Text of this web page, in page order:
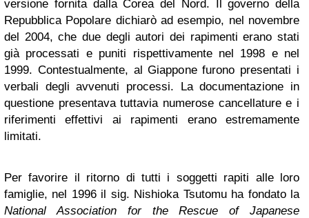
versione fornita dalla Corea del Nord. Il governo della
Repubblica Popolare dichiarò ad esempio, nel novembre
del 2004, che due degli autori dei rapimenti erano stati
già processati e puniti rispettivamente nel 1998 e nel
1999. Contestualmente, al Giappone furono presentati i
verbali degli avvenuti processi. La documentazione in
questione presentava tuttavia numerose cancellature e i
riferimenti effettivi ai rapimenti erano estremamente
limitati.
Per favorire il ritorno di tutti i soggetti rapiti alle loro
famiglie, nel 1996 il sig. Nishioka Tsutomu ha fondato la
National Association for the Rescue of Japanese